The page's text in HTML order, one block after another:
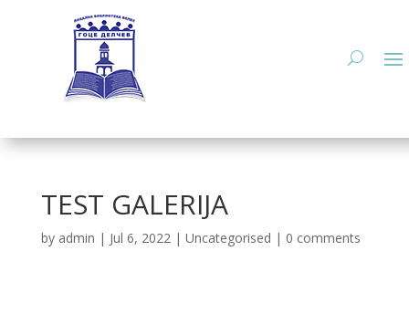
TEST GALERIJA
by admin | Jul 6, 2022| Uncategorised | 0 comments